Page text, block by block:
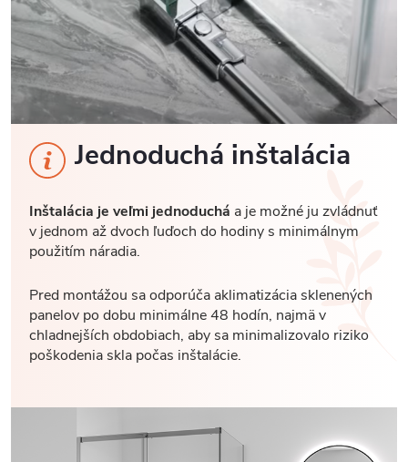
Jednoduchá inštalácia
Inštalácia je veľmi jednoduchá a je možné ju zvládnuť
v jednom až dvoch ľuďoch do hodiny s minimálnym
použitím náradia.
Pred montážou sa odporúča aklimatizácia sklenených
panelov po dobu minimálne 48 hodín, najmä v
chladnejších obdobiach, aby sa minimalizovalo riziko
poškodenia skla počas inštalácie.